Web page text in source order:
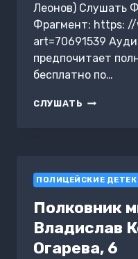
Леонов) Слушать
Фрагмент: https:
art=70691539
предпочитает
бесплатно по…
СЛУШАТЬ СМЕРТЬ
ПОЛИЦЕЙСКИЕ
Полковник
Владислав
Огарева, 6